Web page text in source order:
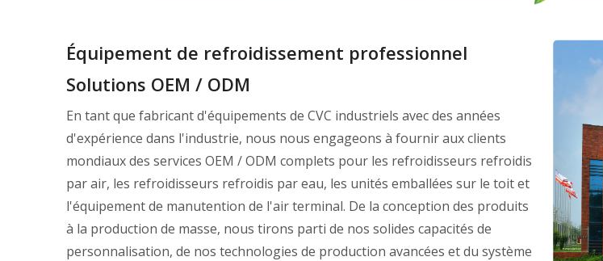
Unité de traitement d'air
Clapet coupe-feu
Station de pompage à eau
Tour de refroidissement
Équipement de refroidissement professionnel
Solutions OEM / ODM
En tant que fabricant d'équipements de CVC industriels avec des années
d'expérience dans l'industrie, nous nous engageons à fournir aux clients
mondiaux des services OEM / ODM complets pour les refroidisseurs refroidis
par air, les refroidisseurs refroidis par eau, les unités emballées sur le toit et
l'équipement de manutention de l'air terminal. De la conception des produits
à la production de masse, nous tirons parti de nos solides capacités de
personnalisation, de nos technologies de production avancées et du système